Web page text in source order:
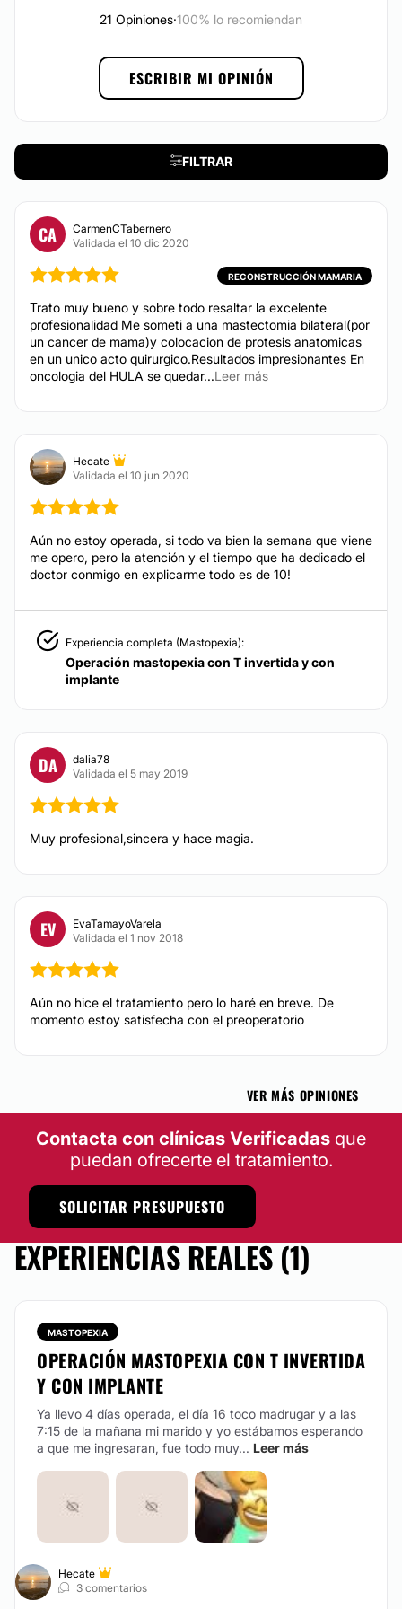
Reducción senos
Aumento mentón
Trasplantes capilares
Ginecomastia
DERMATOLOGÍA
Lunares
Tratamiento capilar
CIRUGÍA ÍNTIMA
Labioplastia
TRATAMIENTOS ESTÉTICOS
Dietas
Depilación láser
CIRUGÍA BARIÁTRICA
21 Opiniones·100% lo recomiendan
ESCRIBIR MI OPINIÓN
FILTRAR
CA
CarmenCTabernero
Validada el 10 dic 2020
RECONSTRUCCIÓN MAMARIA
Trato muy bueno y sobre todo resaltar la excelente
profesionalidad Me someti a una mastectomia bilateral(por
un cancer de mama)y colocacion de protesis anatomicas
en un unico acto quirurgico.Resultados impresionantes En
oncologia del HULA se quedar...Leer más
Hecate
Validada el 10 jun 2020
Aún no estoy operada, si todo va bien la semana que viene
me opero, pero la atención y el tiempo que ha dedicado el
doctor conmigo en explicarme todo es de 10!
Experiencia completa (Mastopexia):
Operación mastopexia con T invertida y con
implante
DA
dalia78
Validada el 5 may 2019
Muy profesional,sincera y hace magia.
EV
EvaTamayoVarela
Validada el 1 nov 2018
Aún no hice el tratamiento pero lo haré en breve. De
momento estoy satisfecha con el preoperatorio
VER MÁS OPINIONES
Contacta con clínicas Verificadas que
puedan ofrecerte el tratamiento.
SOLICITAR PRESUPUESTO
EXPERIENCIAS REALES (1)
MASTOPEXIA
OPERACIÓN MASTOPEXIA CON T INVERTIDA
Y CON IMPLANTE
Ya llevo 4 días operada, el día 16 toco madrugar y a las
7:15 de la mañana mi marido y yo estábamos esperando
a que me ingresaran, fue todo muy... Leer más
Hecate
3 comentarios